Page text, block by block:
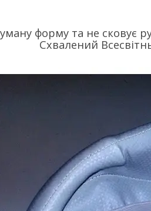
форму та не сковує
Схвалений